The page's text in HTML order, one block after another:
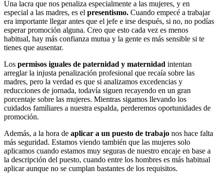
Una lacra que nos penaliza especialmente a las mujeres, y en
especial a las madres, es el presentismo. Cuando empecé a trabajar
era importante llegar antes que el jefe e irse después, si no, no podías
esperar promoción alguna. Creo que esto cada vez es menos
habitual, hay más confianza mutua y la gente es más sensible si te
tienes que ausentar.
Los permisos iguales de paternidad y maternidad intentan
arreglar la injusta penalización profesional que recaía sobre las
madres, pero la verdad es que si analizamos excedencias y
reducciones de jornada, todavía siguen recayendo en un gran
porcentaje sobre las mujeres. Mientras sigamos llevando los
cuidados familiares a nuestra espalda, perderemos oportunidades de
promoción.
Además, a la hora de aplicar a un puesto de trabajo nos hace falta
más seguridad. Estamos viendo también que las mujeres solo
aplicamos cuando estamos muy seguras de nuestro encaje en base a
la descripción del puesto, cuando entre los hombres es más habitual
aplicar aunque no se cumplan bastantes de los requisitos.